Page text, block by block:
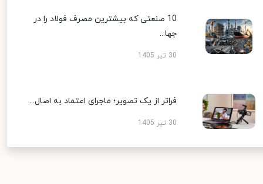
10 صنعتی که بیشترین مصرف فولاد را در
جها...
30 تیر 1405
فراتر از یک تصویر؛ ماجرای اعتماد به اصال...
30 تیر 1405